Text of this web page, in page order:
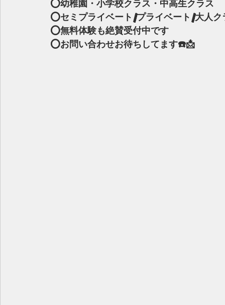
⭕️幼稚園・小学校クラス・中高生クラス
⭕️セミプライベート/プライベート/大人ク
⭕️無料体験も絶賛受付中です
⭕️お問い合わせお待ちしてます☎️📩